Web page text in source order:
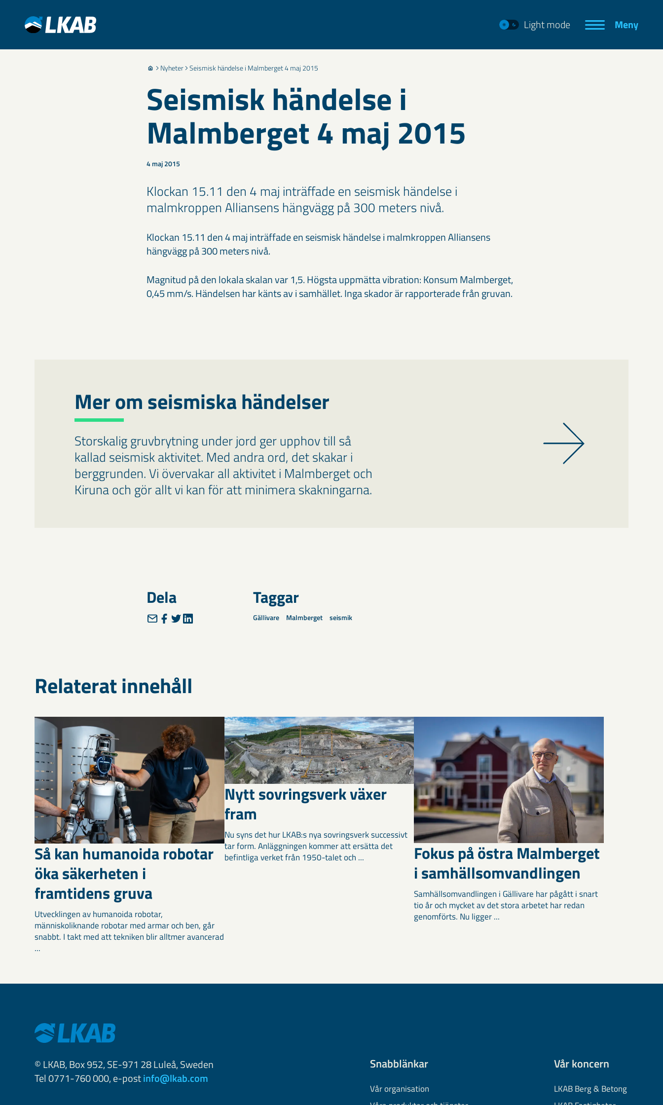
Light mode Meny
Nyheter Seismisk händelse i Malmberget 4 maj 2015
Seismisk händelse i
Malmberget 4 maj 2015
4 maj 2015
​Klockan 15.11 den 4 maj inträffade en seismisk händelse i
malmkroppen Alliansens hängvägg på 300 meters nivå.
​Klockan 15.11 den 4 maj inträffade en seismisk händelse i malmkroppen Alliansens
hängvägg på 300 meters nivå.
Magnitud på den lokala skalan var 1,5. Högsta uppmätta vibration: Konsum Malmberget,
0,45 mm/s. Händelsen har känts av i samhället. Inga skador är rapporterade från gruvan.
Mer om seismiska händelser
Storskalig gruvbrytning under jord ger upphov till så
kallad seismisk aktivitet. Med andra ord, det skakar i
berggrunden. Vi övervakar all aktivitet i Malmberget och
Kiruna och gör allt vi kan för att minimera skakningarna.
Dela Taggar
Gällivare Malmberget seismik
Relaterat innehåll
Så kan humanoida robotar
öka säkerheten i
framtidens gruva
Utvecklingen av humanoida robotar,
människoliknande robotar med armar och ben, går
snabbt. I takt med att tekniken blir alltmer avancerad
...
Nytt sovringsverk växer
fram
Nu syns det hur LKAB:s nya sovringsverk successivt
tar form. Anläggningen kommer att ersätta det
befintliga verket från 1950-talet och ...
Fokus på östra Malmberget
i samhällsomvandlingen
Samhällsomvandlingen i Gällivare har pågått i snart
tio år och mycket av det stora arbetet har redan
genomförts. Nu ligger ...
© LKAB, Box 952, SE-971 28 Luleå, Sweden
Tel 0771-760 000, e-postinfo@lkab.com
Snabblänkar
Vår organisation
Vår koncern
LKAB Berg & Betong